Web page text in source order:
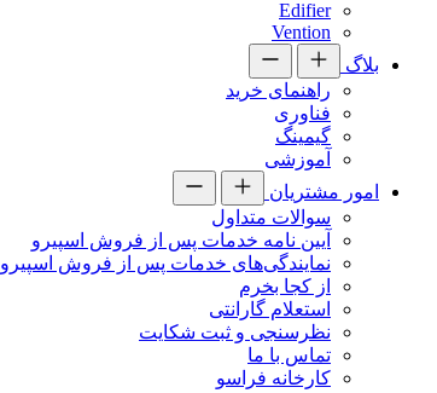
Edifier
Vention
بلاگ
راهنمای خرید
فناوری
گیمینگ
آموزشی
امور مشتریان
سوالات متداول
آیین نامه خدمات پس از فروش اسپیرو
نمایندگی‌های خدمات پس از فروش اسپیرو
از کجا بخرم
استعلام گارانتی
نظرسنجی و ثبت شکایت
تماس با ما
کارخانه فراسو